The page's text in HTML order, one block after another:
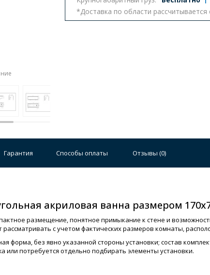
*Доставка по области рассчитывается
Гарантия Способы оплаты Отзывы (0)
акриловая ванна размером
размещение, понятное примыкание к стене и
с учетом фактических размеров комнаты,
форма, без явно указанной стороны установки; состав
или потребуется отдельно подбирать элементы установки.